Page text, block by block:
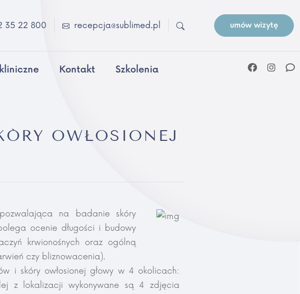
35 22 800 recepcja@sublimed.pl umów wizytę
Kontakt Szkolenia
OWŁOSIONEJ
na badanie skóry
ocenie długości i budowy
krwionośnych oraz ogólną
czy bliznowacenia).
i skóry owłosionej głowy w 4 okolicach:
z lokalizacji wykonywane są 4 zdjęcia